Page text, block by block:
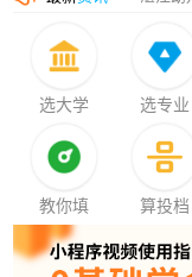
选大学 选专业
教你填 算投档